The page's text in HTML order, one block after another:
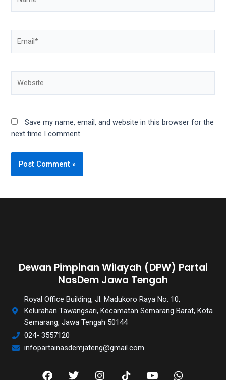
Save my name, email, and website in this browser for the
next time I comment.
Dewan Pimpinan Wilayah (DPW) Partai
NasDem Jawa Tengah
Royal Office Building, Jl. Madukoro Raya No. 10,
Kelurahan Tawangsari, Kecamatan Semarang Barat, Kota
Semarang, Jawa Tengah 50144
024- 3557120
infopartainasdemjateng@gmail.com